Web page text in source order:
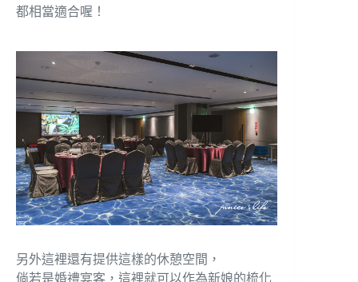
都相當適合喔！
另外這裡還有提供這樣的休憩空間，
倘若是婚禮宴客，這裡就可以作為新娘的梳化